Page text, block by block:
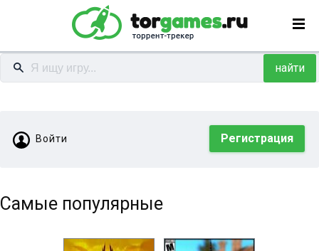
найти
Войти Регистрация
Самые популярные